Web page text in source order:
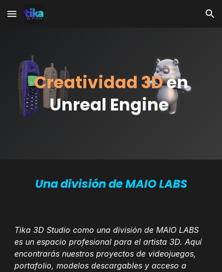
Skip to main content Skip to navigation
Creatividad 3Den
Unreal Engine
Una división de MAIO LABS
Tika 3D Studio como una división de MAIO LABS
es un espacio profesional para el artista 3D. Aquí
encontrarás nuestros proyectos de videojuegos,
portafolio, modelos descargables y acceso a